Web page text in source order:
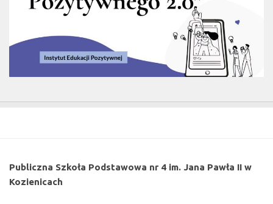
Publiczna Szkoła Podstawowa nr 4 im. Jana Pawła II w
Kozienicach